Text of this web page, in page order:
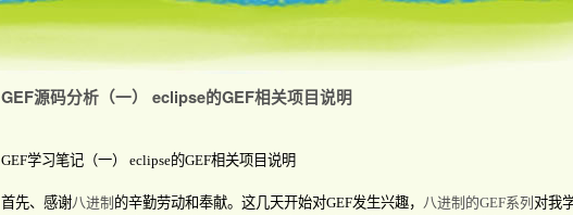
GEF源码分析（一） eclipse的GEF相关项目说明
GEF学习笔记（一） eclipse的GEF相关项目说明
首先、感谢八进制 的辛勤劳动和奉献。这几天开始对GEF发生兴趣， 八进制的GEF系列 对我